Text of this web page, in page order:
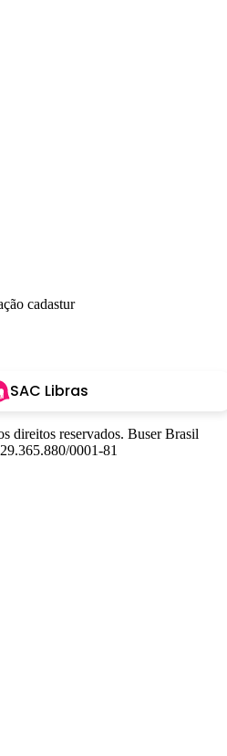
SAC Libras
direitos reservados. Buser Brasil
0001-81